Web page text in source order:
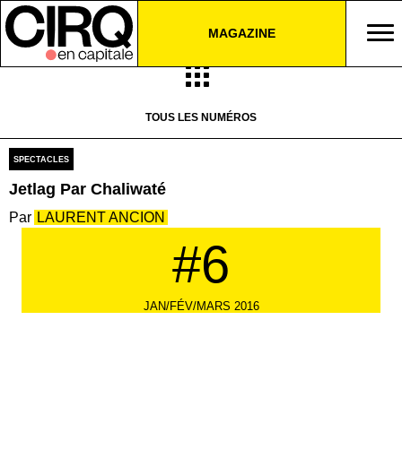
MAGAZINE
TOUS LES NUMÉROS
SPECTACLES
Jetlag Par Chaliwaté
LAURENT ANCION
#6
JAN/FÉV/MARS 2016